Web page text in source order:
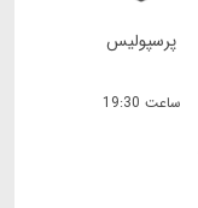
پرسپولیس
ساعت 19:30